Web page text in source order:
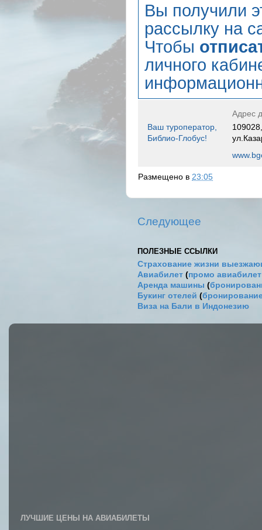
Вы получили
рассылку на
Чтобы
личного
Адрес
Ваш туроператор,
Библио-Глобус!
Размещено в 23:05
Следующее
ПОЛЕЗНЫЕ ССЫЛКИ
Страхование жизни
Авиабилет (промо
Аренда машины (
Букинг отелей (
Виза на Бали в Индонезию
ЛУЧШИЕ ЦЕНЫ НА АВИАБИЛЕТЫ